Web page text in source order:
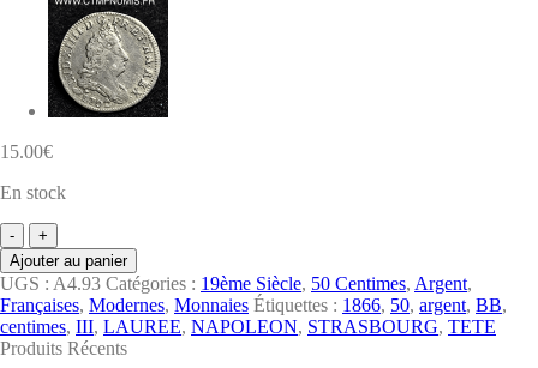
15.00€
En stock
quantité
de
50
CENTIMES
ARGENT
NAPOLEON
III
Ajouter au panier
UGS : A4.93 Catégories : 19ème Siècle, 50 Centimes, Argent,
Françaises, Modernes, Monnaies Étiquettes : 1866, 50, argent, BB,
centimes, III, LAUREE, NAPOLEON, STRASBOURG, TETE
Produits Récents